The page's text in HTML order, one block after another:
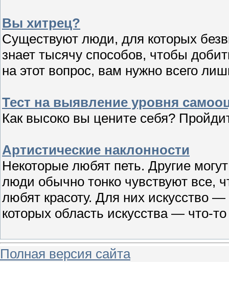
Вы хитрец?
Существуют люди, для которых
знает тысячу способов, чтобы
на этот вопрос, вам нужно всего
Тест на выявление уровня
Как высоко вы цените себя?
Артистические наклонности
Некоторые любят петь. Другие
люди обычно тонко чувствуют все,
любят красоту. Для них искусство
которых область искусства — что-
Полная версия сайта